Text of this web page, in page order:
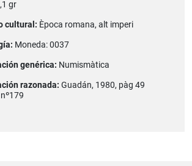
gr
cultural: Època romana, alt imperi
Moneda: 0037
genérica: Numismàtica
razonada: Guadán, 1980, pàg 49